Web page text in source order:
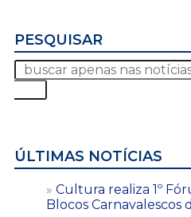
PESQUISAR
ÚLTIMAS NOTÍCIAS
Cultura realiza 1º
Blocos Carnavalescos